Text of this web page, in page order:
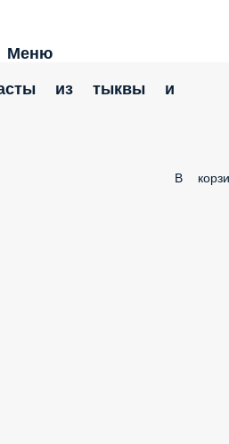
Меню
из тыквы и
В